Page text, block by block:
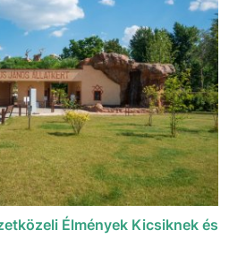
Élmények Kicsiknek és